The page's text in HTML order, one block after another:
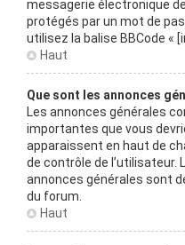
messagerie électronique
protégés par un mot de
utilisez la balise BBCode «
Haut
Que sont les annonces
Les annonces générales
importantes que vous
apparaissent en haut de
de contrôle de
annonces générales sont
du forum.
Haut